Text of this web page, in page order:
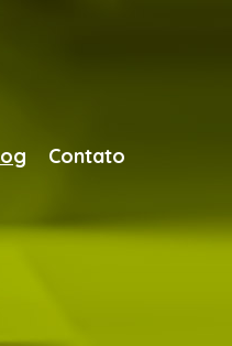
Contato